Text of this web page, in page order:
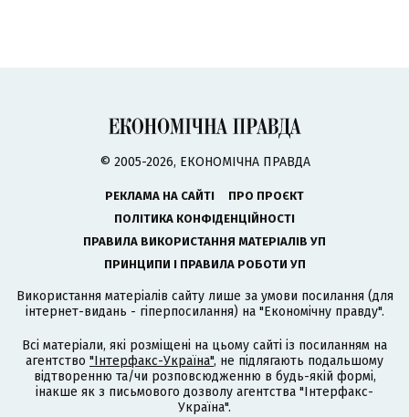
© 2005-2026, ЕКОНОМІЧНА ПРАВДА
РЕКЛАМА НА САЙТІ
ПРО ПРОЄКТ
ПОЛІТИКА КОНФІДЕНЦІЙНОСТІ
ПРАВИЛА ВИКОРИСТАННЯ МАТЕРІАЛІВ УП
ПРИНЦИПИ І ПРАВИЛА РОБОТИ УП
Використання матеріалів сайту лише за умови посилання (для
інтернет-видань - гіперпосилання) на "Економічну правду".
Всі матеріали, які розміщені на цьому сайті із посиланням на
агентство "Інтерфакс-Україна", не підлягають подальшому
відтворенню та/чи розповсюдженню в будь-якій формі,
інакше як з письмового дозволу агентства "Інтерфакс-
Україна".